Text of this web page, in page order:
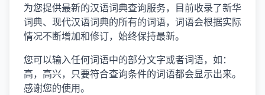
为您提供最新的汉语词典查询服务，目前收录了新华
词典、现代汉语词典的所有的词语，词语会根据实际
情况不断增加和修订，始终保持最新。
您可以输入任何词语中的部分文字或者词语，如：
高，高兴，只要符合查询条件的词语都会显示出来。
感谢您的使用。